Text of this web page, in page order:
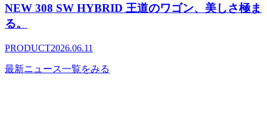
NEW 308 SW HYBRID 王道のワゴン、美しさ極ま
る。
PRODUCT2026.06.11
最新ニュース一覧をみる